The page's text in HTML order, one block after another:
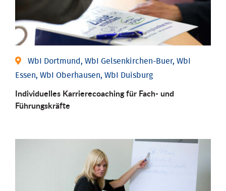
WbI Dortmund, WbI Gelsenkirchen-Buer, WbI
Essen, WbI Oberhausen, WbI Duisburg
Individu­elles Karrierecoaching für Fach-­ und
Führungs­kräfte